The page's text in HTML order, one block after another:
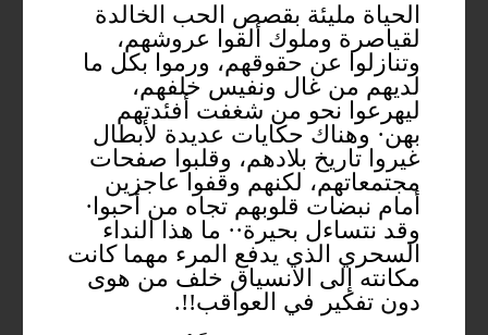
الحياة مليئة بقصص الحب الخالدة
لقياصرة وملوك ألقوا عروشهم،
وتنازلوا عن حقوقهم، ورموا بكل ما
لديهم من غال ونفيس خلفهم،
ليهرعوا نحو من شغفت أفئدتهم
بهن· وهناك حكايات عديدة لأبطال
غيروا تاريخ بلادهم، وقلبوا صفحات
مجتمعاتهم، لكنهم وقفوا عاجزين
أمام نبضات قلوبهم تجاه من أحبوا·
وقد نتساءل بحيرة·· ما هذا النداء
السحري الذي يدفع المرء مهما كانت
مكانته إلى الانسياق خلف من هوى
دون تفكير في العواقب!!.